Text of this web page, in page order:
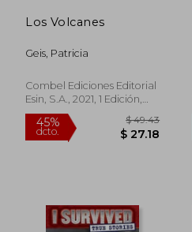
Los Volcanes
Geis, Patricia
Combel Ediciones Editorial
Esin, S.A., 2021, 1 Edición,
Tapa Dura, Nuevo